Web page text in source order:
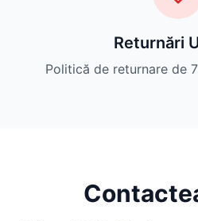
Returnări
Politică de returnare de